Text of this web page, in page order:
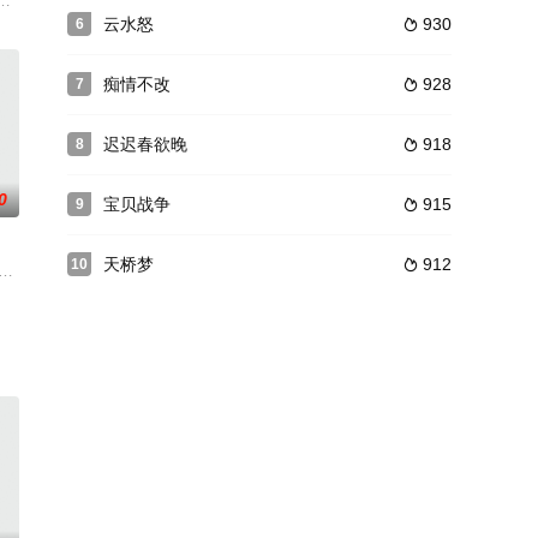
，昔日高雅去处的文
国仓粮食，接连出现“火龙烧仓”、“阴兵借粮”、
6  930
云水怒
7  928
痴情不改
8  918
迟迟春欲晚
9  915
宝贝战争
10  912
天桥梦